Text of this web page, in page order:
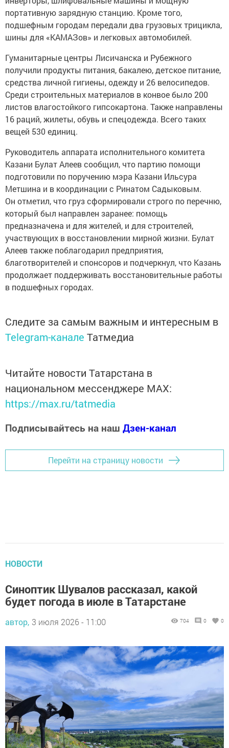
портативную зарядную станцию. Кроме того,
подшефным городам передали два грузовых трицикла,
шины для «КАМАЗов» и легковых автомобилей.
Гуманитарные центры Лисичанска и Рубежного
получили продукты питания, бакалею, детское питание,
средства личной гигиены, одежду и 26 велосипедов.
Среди строительных материалов в конвое было 200
листов влагостойкого гипсокартона. Также направлены
16 раций, жилеты, обувь и спецодежда. Всего таких
вещей 530 единиц.
Руководитель аппарата исполнительного комитета
Казани Булат Алеев сообщил, что партию помощи
подготовили по поручению мэра Казани Ильсура
Метшина и в координации с Ринатом Садыковым.
Он отметил, что груз сформировали строго по перечню,
который был направлен заранее: помощь
предназначена и для жителей, и для строителей,
участвующих в восстановлении мирной жизни. Булат
Алеев также поблагодарил предприятия,
благотворителей и спонсоров и подчеркнул, что Казань
продолжает поддерживать восстановительные работы
в подшефных городах.
Следите за самым важным и интересным в
Telegram-канале Татмедиа
Читайте новости Татарстана в
национальном мессенджере MАХ:
https://max.ru/tatmedia
Подписывайтесь на наш Дзен-канал
Перейти на страницу новости
НОВОСТИ
Синоптик Шувалов рассказал, какой
будет погода в июле в Татарстане
автор, 3 июля 2026 - 11:00 704 0 0